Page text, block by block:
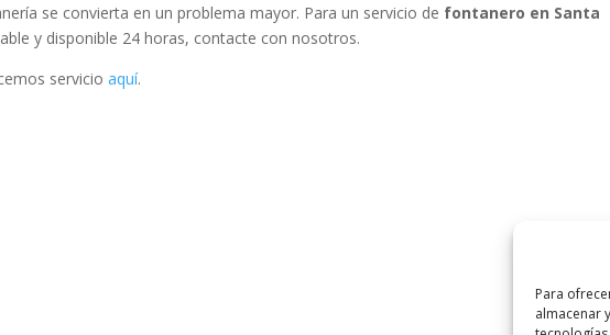
Para
almacenar
se convierta en un problema mayor. Para un servicio de fontanero en Santa
y disponible 24 horas, contacte con nosotros.
servicioaquí.